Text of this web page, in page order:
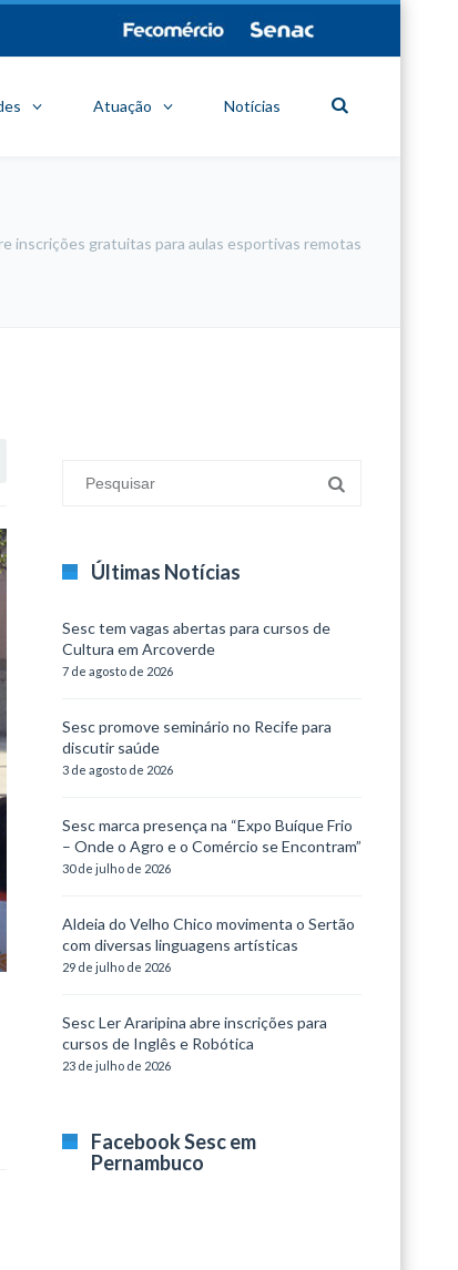
Atuação Notícias
inscrições gratuitas para aulas esportivas remotas
Últimas Notícias
Sesc tem vagas abertas para cursos de
Cultura em Arcoverde
7 de agosto de 2026
Sesc promove seminário no Recife para
discutir saúde
3 de agosto de 2026
Sesc marca presença na “Expo Buíque Frio
– Onde o Agro e o Comércio se Encontram”
30 de julho de 2026
Aldeia do Velho Chico movimenta o Sertão
com diversas linguagens artísticas
29 de julho de 2026
Sesc Ler Araripina abre inscrições para
cursos de Inglês e Robótica
23 de julho de 2026
Facebook Sesc em
Pernambuco